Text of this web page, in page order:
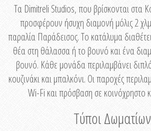
Τα Dimitreli Studios, που βρίσκονται στα
προσφέρουν ήσυχη διαμονή μόλις 2
παραλία Παράδεισος. Το κατάλυμα
θέα στη θάλασσα ή το βουνό και ένα
βουνό. Κάθε μονάδα περιλαμβάνει
κουζινάκι και μπαλκόνι. Οι παροχές
Wi-Fi και πρόσβαση σε κοινόχρηστο
Τύποι Δωματίων